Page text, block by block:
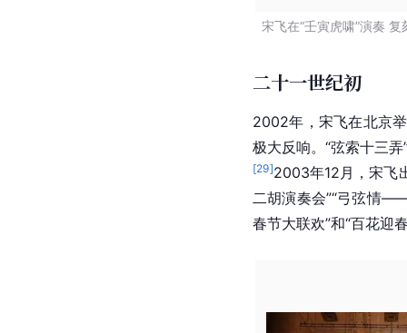
宋飞在“壬寅虎啸”演奏 复
二十一世纪初
2002年，宋飞在北京
极大反响。“弦索十三
[29]2003年12月，宋飞
二胡演奏会”“弓弦情
春节大联欢”和“百花